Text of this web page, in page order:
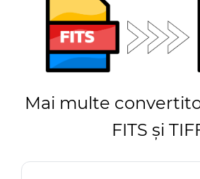
Mai multe
FITS și